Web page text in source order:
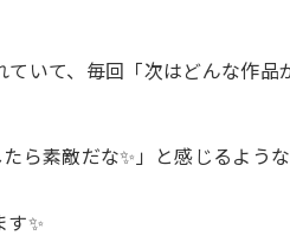
いて、毎回「次はどんな作品
ら素敵だな✨」と感じるよう
✨